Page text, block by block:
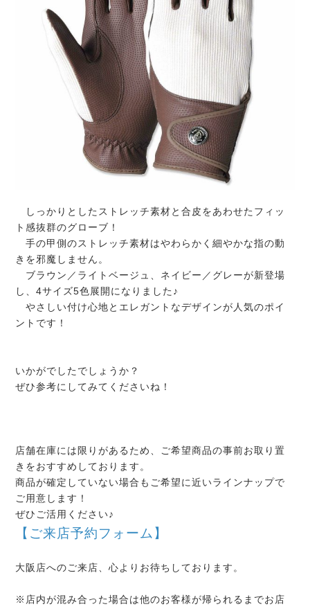
しっかりとしたストレッチ素材と合皮をあわせたフィッ
ト感抜群のグローブ！
手の甲側のストレッチ素材はやわらかく細やかな指の動
きを邪魔しません。
ブラウン／ライトベージュ、ネイビー／グレーが新登場
し、4サイズ5色展開になりました♪
やさしい付け心地とエレガントなデザインが人気のポイ
ントです！
いかがでしたでしょうか？
ぜひ参考にしてみてくださいね！
店舗在庫には限りがあるため、ご希望商品の事前お取り置
きをおすすめしております。
商品が確定していない場合もご希望に近いラインナップで
ご用意します！
ぜひご活用ください♪
【ご来店予約フォーム】
大阪店へのご来店、心よりお待ちしております。
※店内が混み合った場合は他のお客様が帰られるまでお店